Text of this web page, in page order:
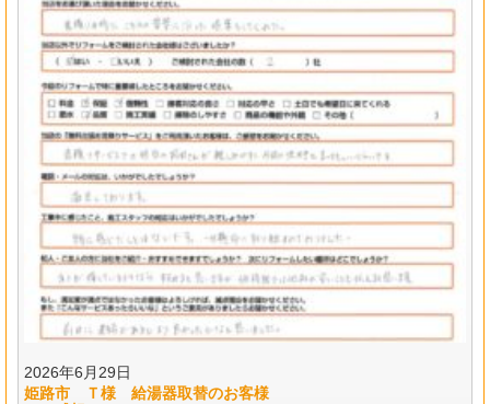
2026年6月29日
姫路市 Ｔ様 給湯器取替のお客様